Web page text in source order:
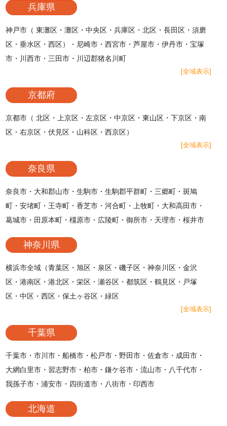
兵庫県
神戸市（ 東灘区・灘区・中央区・兵庫区・北区・長田区・須磨
区・垂水区・西区）・尼崎市・西宮市・芦屋市・伊丹市・宝塚
市・川西市・三田市・川辺郡猪名川町
[全域表示]
京都府
京都市（ 北区・上京区・左京区・中京区・東山区・下京区・南
区・右京区・伏見区・山科区・西京区）
[全域表示]
奈良県
奈良市・大和郡山市・生駒市・生駒郡平群町・三郷町・斑鳩
町・安堵町・王寺町・香芝市・河合町・上牧町・大和高田市・
葛城市・田原本町・橿原市・広陵町・御所市・天理市・桜井市
神奈川県
横浜市全域（青葉区・旭区・泉区・磯子区・神奈川区・金沢
区・港南区・港北区・栄区・瀬谷区・都筑区・鶴見区・戸塚
区・中区・西区・保土ヶ谷区・緑区
[全域表示]
千葉県
千葉市・市川市・船橋市・松戸市・野田市・佐倉市・成田市・
大網白里市・習志野市・柏市・鎌ケ谷市・流山市・八千代市・
我孫子市・浦安市・四街道市・八街市・印西市
北海道